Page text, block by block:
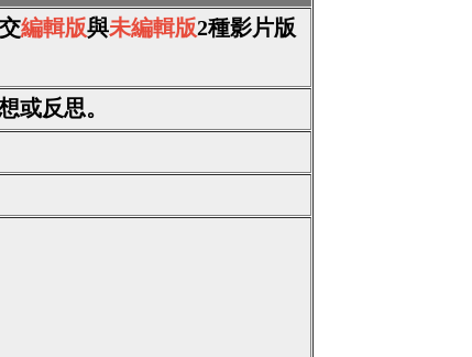
編輯版與未編輯版2種影片版
或反思。